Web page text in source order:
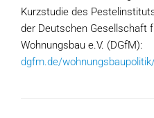
Kurzstudie des
der Deutschen Gesellschaft
Wohnungsbau e.V. (DGfM):
dgfm.de/